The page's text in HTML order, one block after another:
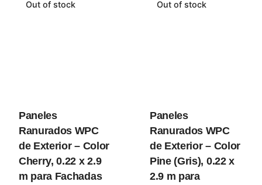
Out of stock
Paneles
Ranurados WPC
de Exterior – Color
Cherry, 0.22 x 2.9
m para Fachadas
Out of stock
Paneles
Ranurados WPC
de Exterior – Color
Pine (Gris), 0.22 x
2.9 m para